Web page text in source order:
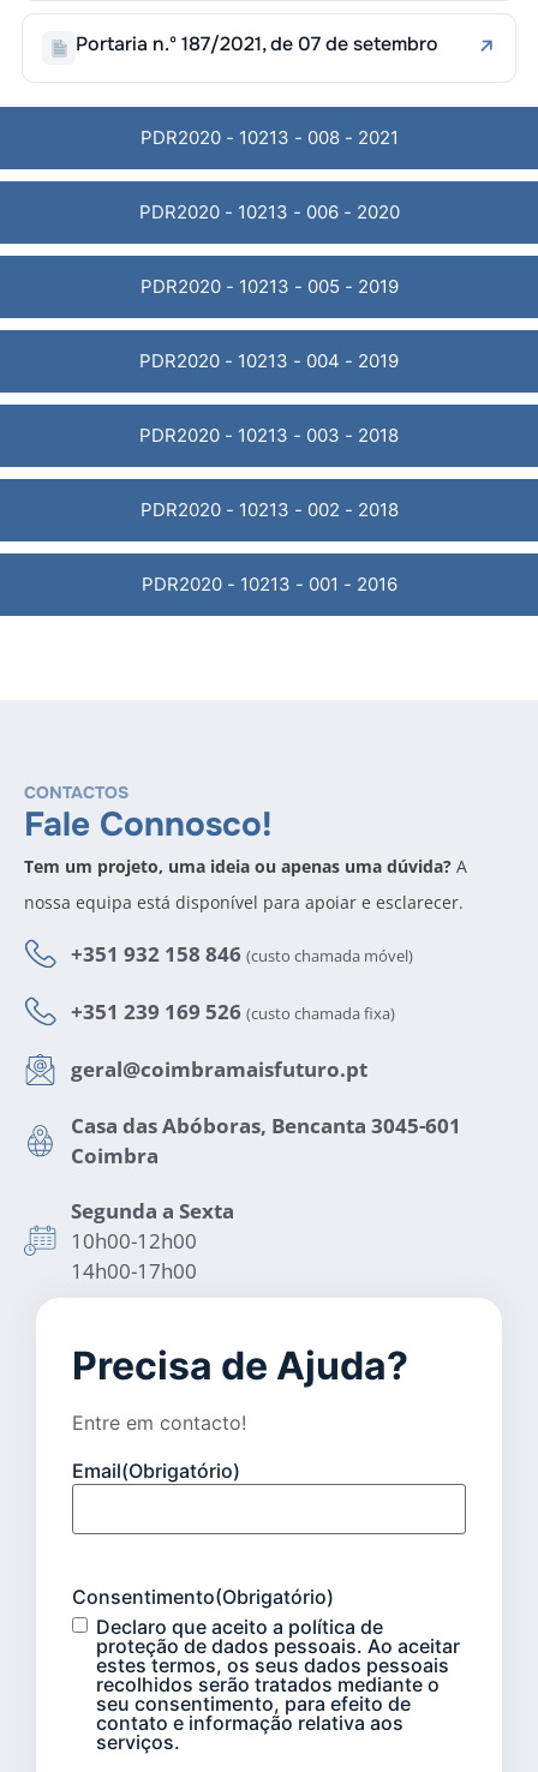
PDR2020 - 10213 - 008 - 2021
PDR2020 - 10213 - 006 - 2020
PDR2020 - 10213 - 005 - 2019
PDR2020 - 10213 - 004 - 2019
PDR2020 - 10213 - 003 - 2018
PDR2020 - 10213 - 002 - 2018
PDR2020 - 10213 - 001 - 2016
Portaria n.º 187/2021, de 07 de setembro ↗
CONTACTOS
Fale Connosco!
Tem um projeto, uma ideia ou apenas uma dúvida? A
nossa equipa está disponível para apoiar e esclarecer.
+351 932 158 846 (custo chamada móvel)
+351 239 169 526 (custo chamada fixa)
geral@coimbramaisfuturo.pt
Casa das Abóboras, Bencanta 3045-601
Coimbra
Segunda a Sexta
10h00-12h00
14h00-17h00
Precisa de Ajuda?
Entre em contacto!
Email(Obrigatório)
Consentimento(Obrigatório)
Declaro que aceito a política de
proteção de dados pessoais. Ao aceitar
estes termos, os seus dados pessoais
recolhidos serão tratados mediante o
seu consentimento, para efeito de
contato e informação relativa aos
serviços.